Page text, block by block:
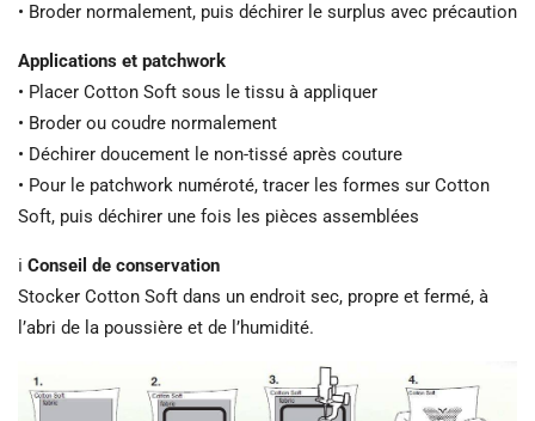
• Broder normalement, puis déchirer le surplus avec précaution
Applications et patchwork
• Placer Cotton Soft sous le tissu à appliquer
• Broder ou coudre normalement
• Déchirer doucement le non-tissé après couture
• Pour le patchwork numéroté, tracer les formes sur Cotton
Soft, puis déchirer une fois les pièces assemblées
ℹ️ Conseil de conservation
Stocker Cotton Soft dans un endroit sec, propre et fermé, à
l’abri de la poussière et de l’humidité.